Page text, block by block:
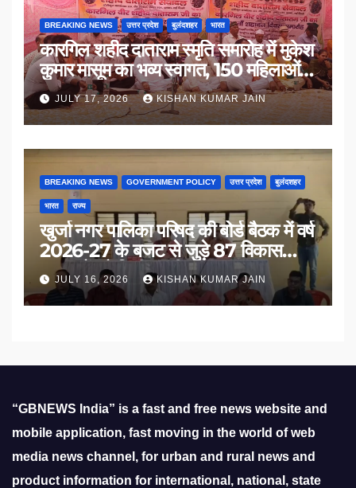
BREAKING NEWS उत्तर प्रदेश बुलंदशहर भारत
कारगिल शहीद दाताराम स्मृति समारोह में मुकेश
कुमार मासूम का भव्य स्वागत, 150 महिलाओं
का सम्मान
JULY 17, 2026 KISHAN KUMAR JAIN
BREAKING NEWS GOVERNMENT POLICY उत्तर प्रदेश बुलंदशहर
भारत राज्य
खुर्जा नगर पालिका परिषद की बोर्ड बैठक में वर्ष
2026-27 के बजट से जुड़े 87 विकास
प्रस्तावों को मिली मंजूरी
JULY 16, 2026 KISHAN KUMAR JAIN
“GBNEWS India” is a fast and free news website and
mobile application, fast moving in the world of web
media news channel, for urban and rural news and
product information for international, national, state